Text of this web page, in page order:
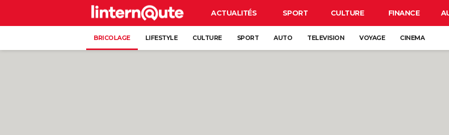
ACTUALITÉS SPORT CULTURE FINANCE
BRICOLAGE LIFESTYLE CULTURE SPORT AUTO TELEVISION VOYAGE CINEMA